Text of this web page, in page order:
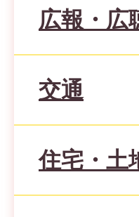
広報・広
交通
住宅・土